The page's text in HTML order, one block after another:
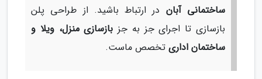
ساختمانی آبان در ارتباط باشید. از طراحی پلن
بازسازی تا اجرای جز به جز بازسازی منزل، ویلا و
ساختمان اداری تخصص ماست.